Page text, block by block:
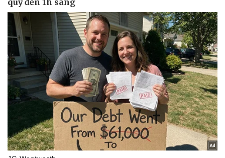
Pháp luật
Vụ án
Tin nóng
Tư vấn luật
Quân sự - Quốc phòng
Vũ khí
Việt Nam
Phân tích